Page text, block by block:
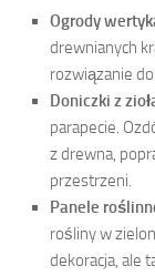
Ogrody
drewnianych
rozwiązanie
Doniczki z
parapecie.
z drewna,
przestrzeni.
Panele
rośliny w
dekoracja, ale